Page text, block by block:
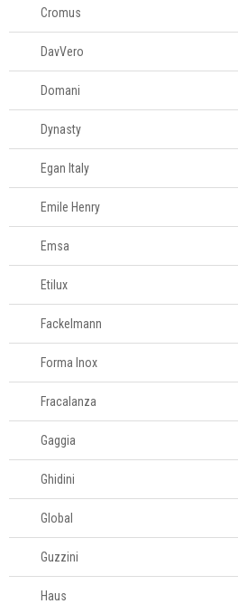
Cromus
DavVero
Domani
Dynasty
Egan Italy
Emile Henry
Emsa
Etilux
Fackelmann
Forma Inox
Fracalanza
Gaggia
Ghidini
Global
Guzzini
Haus